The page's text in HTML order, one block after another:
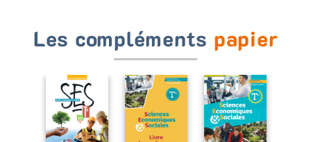
Les compléments papier